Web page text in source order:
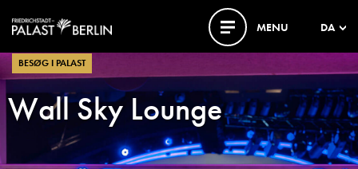
MENU DA
BESØG I PALAST
Wall Sky Lounge